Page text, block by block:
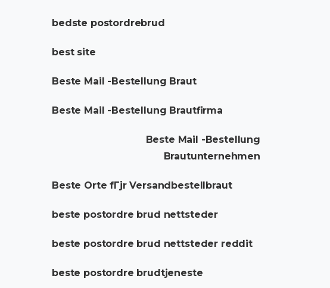
bedste postordrebrud
best site
Beste Mail -Bestellung Braut
Beste Mail -Bestellung Brautfirma
Beste Mail -Bestellung
Brautunternehmen
Beste Orte fГјr Versandbestellbraut
beste postordre brud nettsteder
beste postordre brud nettsteder reddit
beste postordre brudtjeneste